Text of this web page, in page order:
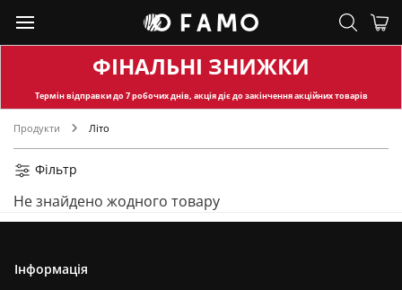
ФІНАЛЬНІ ЗНИЖКИ
Термін відправкидо 7 робочих днів, акція діє до закінчення акційних товарів
Продукти Літо
Фільтр
Не знайдено жодного товару
Інформація